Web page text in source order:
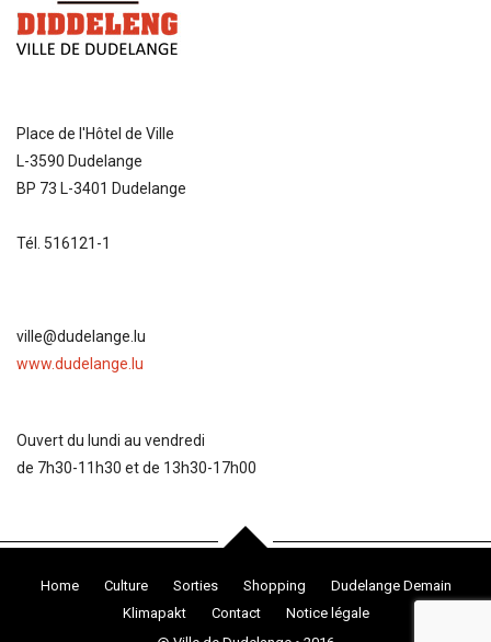
Place de l'Hôtel de Ville
L-3590 Dudelange
BP 73 L-3401 Dudelange
Tél. 516121-1
ville@dudelange.lu
www.dudelange.lu
Ouvert du lundi au vendredi
de 7h30-11h30 et de 13h30-17h00
Home Culture Sorties Shopping
Dudelange Demain
Klimapakt
Contact
Notice légale